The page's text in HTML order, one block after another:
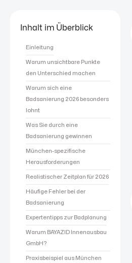
Inhalt im Überblick
Einleitung
Warum unsichtbare Punkte
den Unterschied machen
Warum sich eine
Badsanierung 2026 besonders
lohnt
Was Sie durch eine
Badsanierung gewinnen
München-spezifische
Herausforderungen
Realistischer Zeitplan für 2026
Häufige Fehler bei der
Badsanierung
Expertentipps zur Badplanung
Warum BAYAZID Innenausbau
GmbH?
Praxisbeispiel aus München